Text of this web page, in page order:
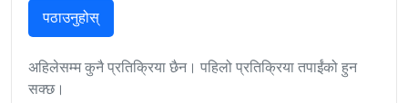
पठाउनुहोस्
अहिलेसम्म कुनै प्रतिक्रिया छैन। पहिलो प्रतिक्रिया तपाईंको हुन
सक्छ।